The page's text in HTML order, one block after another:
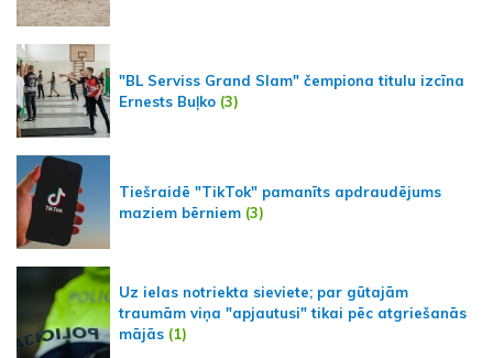
"BL Serviss Grand Slam" čempiona titulu izcīna
Ernests Buļko (3)
Tiešraidē "TikTok" pamanīts apdraudējums
maziem bērniem (3)
Uz ielas notriekta sieviete; par gūtajām
traumām viņa "apjautusi" tikai pēc atgriešanās
mājās (1)